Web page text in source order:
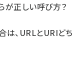
が正しい呼び方？
は、URLとURIどち